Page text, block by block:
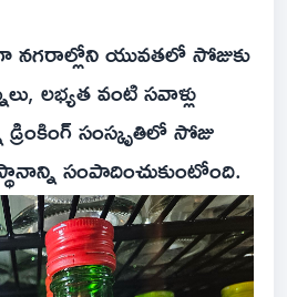
నగరాల్లోని యువతలో సోజుకు
లభ్యత వంటి సవాళ్లు
సంస్కృతిలో సోజు
సంపాదించుకుంటోంది.